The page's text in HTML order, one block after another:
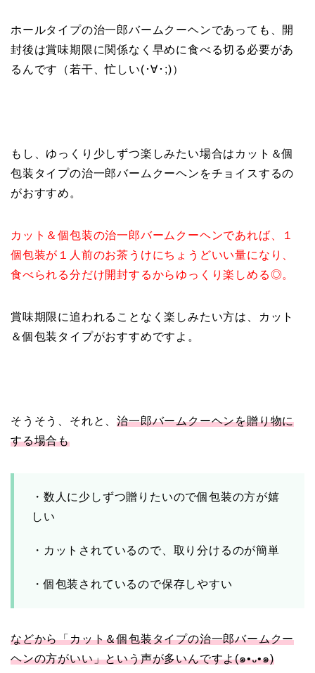
ホールタイプの治一郎バームクーヘンであっても、開
封後は賞味期限に関係なく早めに食べる切る必要があ
るんです（若干、忙しい(･∀･;)）
もし、ゆっくり少しずつ楽しみたい場合はカット＆個
包装タイプの治一郎バームクーヘンをチョイスするの
がおすすめ。
カット＆個包装の治一郎バームクーヘンであれば、１
個包装が１人前のお茶うけにちょうどいい量になり、
食べられる分だけ開封するからゆっくり楽しめる◎。
賞味期限に追われることなく楽しみたい方は、カット
＆個包装タイプがおすすめですよ。
そうそう、それと、治一郎バームクーヘンを贈り物に
する場合も
・数人に少しずつ贈りたいので個包装の方が嬉
しい
・カットされているので、取り分けるのが簡単
・個包装されているので保存しやすい
などから「カット＆個包装タイプの治一郎バームクー
ヘンの方がいい」という声が多いんですよ(๑•᎑•๑)